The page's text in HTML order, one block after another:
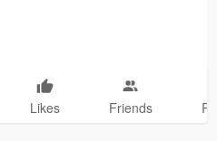
Likes Friends